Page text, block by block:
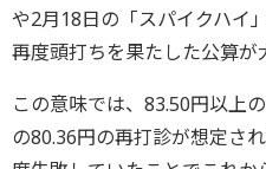
や2月18日の「スパイクハイ
再度頭打ちを果たした公算が
この意味では、83.50円以上
の80.36円の再打診が想定さ